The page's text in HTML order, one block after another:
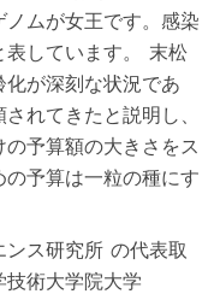
ムが女王です。感染
表しています。 末松
が深刻な状況であ
れてきたと説明し、
の予算額の大きさをス
予算は一粒の種にす
ス研究所 の代表取
術大学院大学